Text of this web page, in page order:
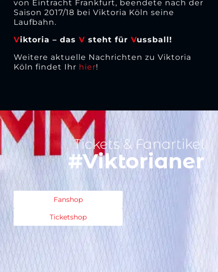
von Eintracht Frankfurt, beendete nach der
Saison 2017/18 bei Viktoria Köln seine
Laufbahn.
Viktoria – das V steht für Vussball!
Weitere aktuelle Nachrichten zu Viktoria
Köln findet Ihr hier!
Tickets & Fanartikel
#Viktorianer
Fanshop
Ticketshop